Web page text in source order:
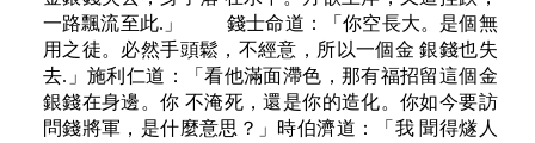
一路飄流至此.」 錢士命道：「你空長大。是個無
用之徒。必然手頭鬆，不經意，所以一個金 銀錢也失
去.」施利仁道：「看他滿面滯色，那有福招留這個金
銀錢在身邊。你 不淹死，還是你的造化。你如今要訪
問錢將軍，是什麼意思？」時伯濟道：「我 聞得燧人